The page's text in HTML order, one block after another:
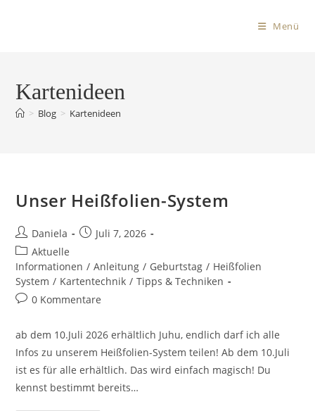
Menü
Kartenideen
> Blog > Kartenideen
Unser Heißfolien-System
Daniela
Juli 7, 2026
Aktuelle
Informationen / Anleitung / Geburtstag / Heißfolien
System / Kartentechnik / Tipps & Techniken
0 Kommentare
ab dem 10.Juli 2026 erhältlich Juhu, endlich darf ich alle
Infos zu unserem Heißfolien-System teilen! Ab dem 10.Juli
ist es für alle erhältlich. Das wird einfach magisch! Du
kennst bestimmt bereits…